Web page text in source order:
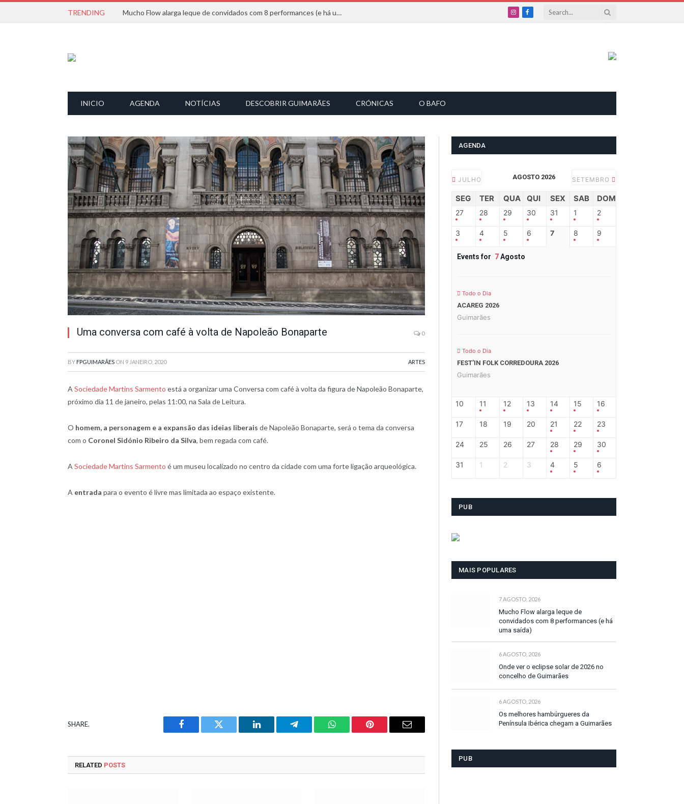
TRENDING Mucho Flow alarga leque de convidados com 8 performances (e há uma saída)
InstagramFacebook
INICIO AGENDA NOTÍCIAS DESCOBRIR GUIMARÃES CRÓNICAS O BAFO
Uma conversa com café à volta de Napoleão Bonaparte 0
BY FPGUIMARÃES ON 9 JANEIRO, 2020 ARTES
A Sociedade Martins Sarmento está a organizar uma Conversa com café à volta da figura de Napoleão Bonaparte,
próximo dia 11 de janeiro, pelas 11:00, na Sala de Leitura.
O homem, a personagem e a expansão das ideias liberais de Napoleão Bonaparte, será o tema da conversa
com o Coronel Sidónio Ribeiro da Silva, bem regada com café.
A Sociedade Martins Sarmento é um museu localizado no centro da cidade com uma forte ligação arqueológica.
A entrada para o evento é livre mas limitada ao espaço existente.
SHARE.
Facebook Twitter LinkedIn Telegram WhatsAppPinterest Email
RELATED POSTS
AGENDA
JULHO AGOSTO 2026 SETEMBRO
SEG TER QUA QUI SEX SAB DOM
27 28 29 30 31 1 2
3 4 5 6 7 8 9
Events for 7Agosto
Todo o Dia
ACAREG 2026
Guimarães
Todo o Dia
FEST’IN FOLK CORREDOURA 2026
Guimarães
10 11 12 13 14 15 16
17 18 19 20 21 22 23
24 25 26 27 28 29 30
31 1 2 3 4 5 6
PUB
MAIS POPULARES
7 AGOSTO, 2026
Mucho Flow alarga leque de
convidados com 8 performances (e há
uma saída)
6 AGOSTO, 2026
Onde ver o eclipse solar de 2026 no
concelho de Guimarães
6 AGOSTO, 2026
Os melhores hambúrgueres da
Península Ibérica chegam a Guimarães
PUB